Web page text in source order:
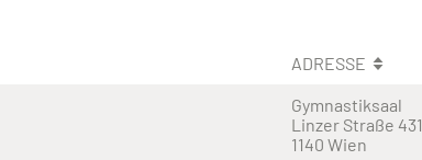
ADRESSE
Gymnastiksaal
Linzer Straße 431
1140 Wien